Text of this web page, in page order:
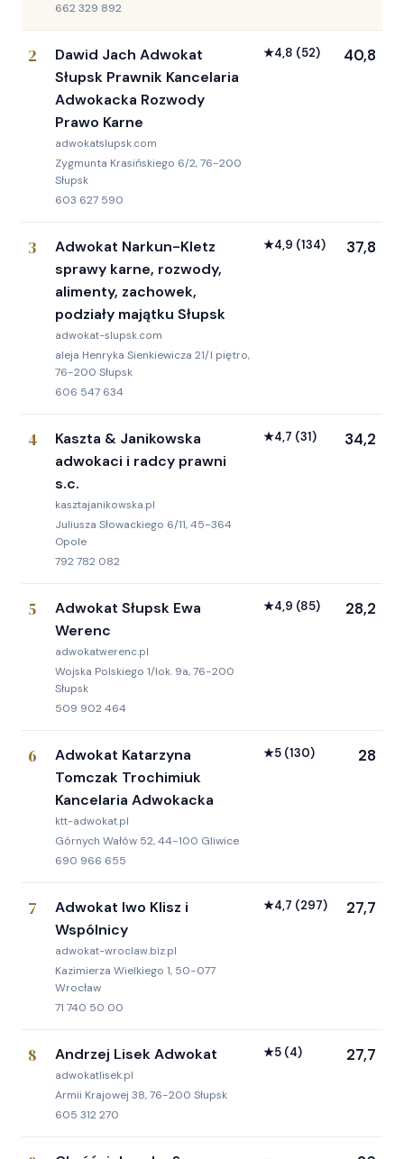
662 329 892
2
Dawid Jach Adwokat
Słupsk Prawnik Kancelaria
Adwokacka Rozwody
Prawo Karne
adwokatslupsk.com
Zygmunta Krasińskiego 6/2, 76-200
Słupsk
603 627 590
★4,8 (52) 40,8
3
Adwokat Narkun-Kletz
sprawy karne, rozwody,
alimenty, zachowek,
podziały majątku Słupsk
adwokat-slupsk.com
aleja Henryka Sienkiewicza 21/I piętro,
76-200 Słupsk
606 547 634
★4,9 (134) 37,8
4
Kaszta & Janikowska
adwokaci i radcy prawni
s.c.
kasztajanikowska.pl
Juliusza Słowackiego 6/11, 45-364
Opole
792 782 082
★4,7 (31) 34,2
5
Adwokat Słupsk Ewa
Werenc
adwokatwerenc.pl
Wojska Polskiego 1/lok. 9a, 76-200
Słupsk
509 902 464
★4,9 (85) 28,2
6
Adwokat Katarzyna
Tomczak Trochimiuk
Kancelaria Adwokacka
ktt-adwokat.pl
Górnych Wałów 52, 44-100 Gliwice
690 966 655
★5 (130) 28
7
Adwokat Iwo Klisz i
Wspólnicy
adwokat-wroclaw.biz.pl
Kazimierza Wielkiego 1, 50-077
Wrocław
71 740 50 00
★4,7 (297) 27,7
8 Andrzej Lisek Adwokat
adwokatlisek.pl
Armii Krajowej 38, 76-200 Słupsk
605 312 270
★5 (4) 27,7